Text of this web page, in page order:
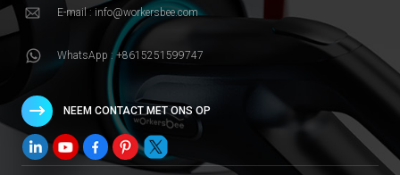
E-mail : info@workersbee.com
WhatsApp : +8615251599747
NEEM CONTACT MET ONS OP